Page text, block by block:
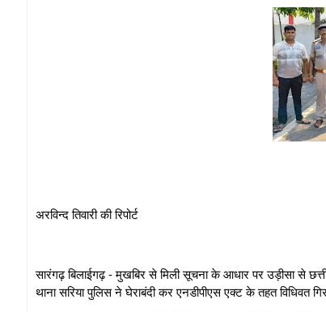
अरविन्द तिवारी की रिपोर्ट
सारंगढ़ बिलाईगढ़ - मुखबिर से मिली सूचना के आधार पर उड़ीसा से
थाना सरिया पुलिस ने घेराबंदी कर एनडीपीएस एक्ट के तहत विधिवत